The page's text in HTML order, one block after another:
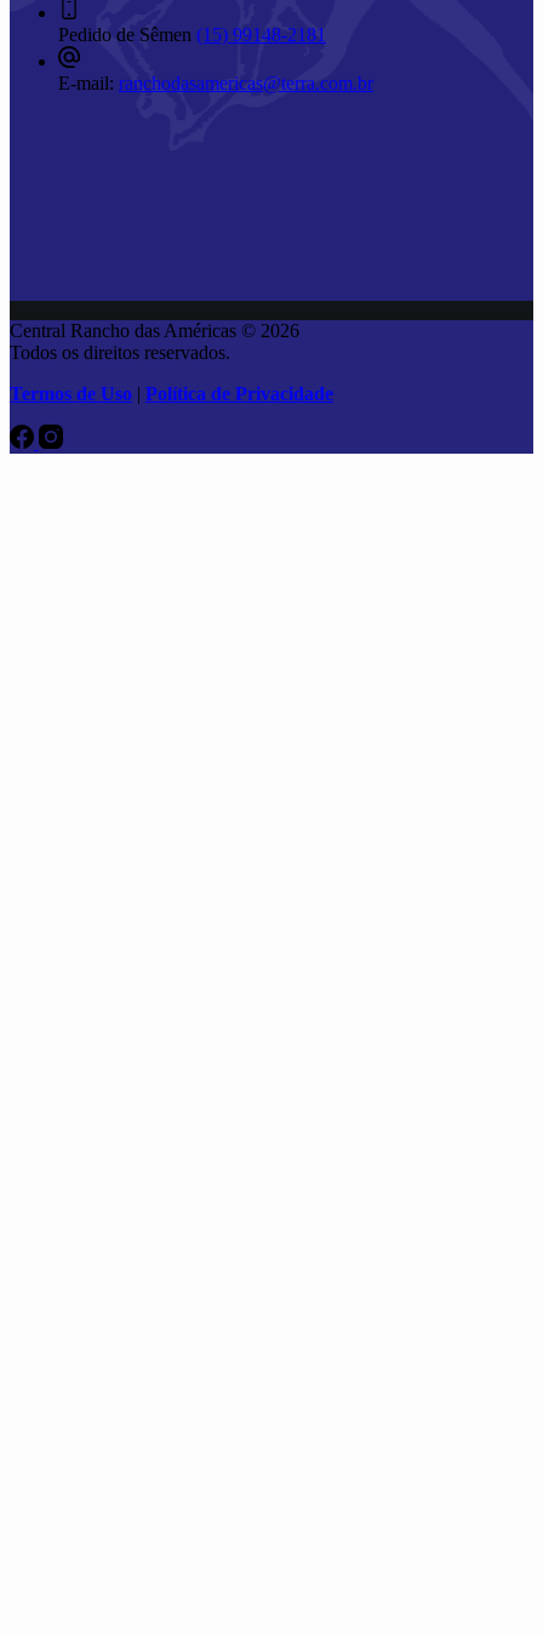
Pedido de Sêmen (15) 99148-2181
E-mail: ranchodasamericas@terra.com.br
Central Rancho das Américas © 2026
Todos os direitos reservados.
Termos de Uso | Política de Privacidade